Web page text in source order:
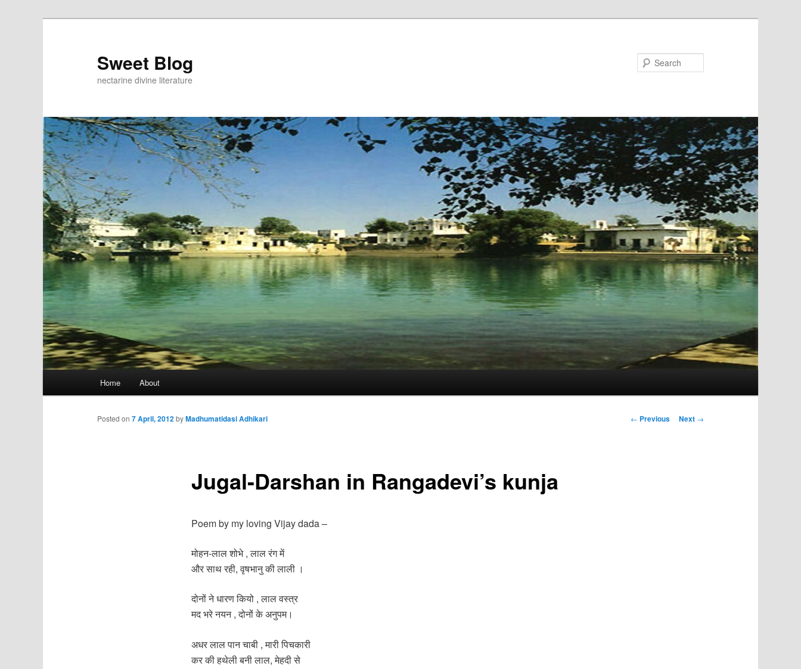
Sweet Blog
nectarine divine literature
Home About
Post
← Previous Next →
Jugal-Darshan in Rangadevi’s kunja
Posted on7 April, 2012byMadhumatidasi Adhikari
Poem by my loving Vijay dada –
मोहन-लाल शोभे , लाल रंग में
और साथ रही, वृषभानु की लाली ।
दोनों ने धारण कियो , लाल वस्त्र
मद भरे नयन , दोनों के अनुपम।
अधर लाल पान चाबी , मारी पिचकारी
कर की हथेली बनी लाल, मेहदी से